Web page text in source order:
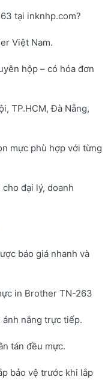
tại inknhp.com?
Việt Nam.
hộp – có hóa đơn
TP.HCM, Đà Nẵng,
mực phù hợp với từng
đại lý, doanh
báo giá nhanh và
in Brother TN-263
nắng trực tiếp.
tán đều mực.
bảo vệ trước khi lắp